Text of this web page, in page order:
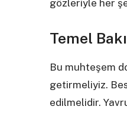
gözleriyle her
Temel
Bu muhteşem
getirmeliyiz.
edilmelidir.